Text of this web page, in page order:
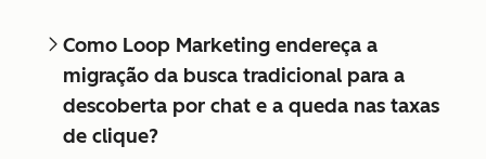
Como Loop Marketing endereça a
migração da busca tradicional para a
descoberta por chat e a queda nas taxas
de clique?